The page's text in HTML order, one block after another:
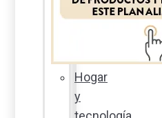
nuevos
Hogar
y